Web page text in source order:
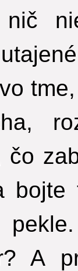
nič
tme,
čo
A